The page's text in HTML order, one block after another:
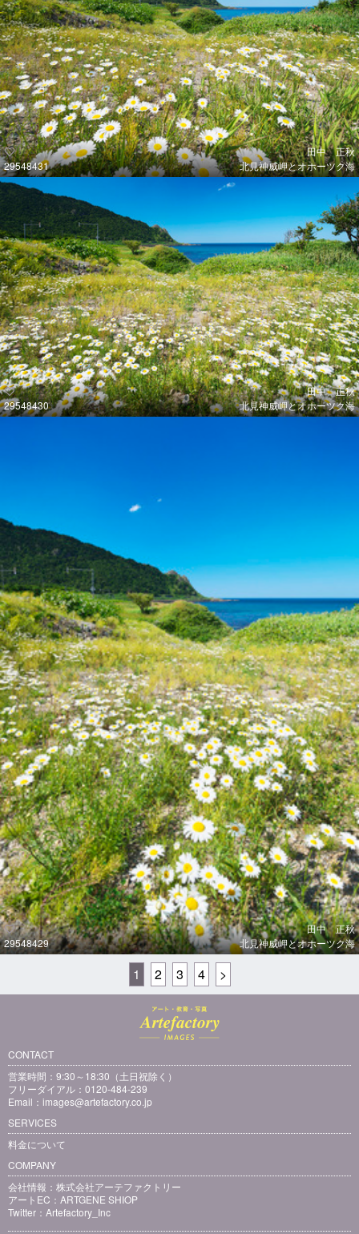
29548431
田中 正秋
北見神威岬とオホーツク海
29548430
田中 正秋
北見神威岬とオホーツク海
29548429
田中 正秋
北見神威岬とオホーツク海
1 2 3 4 >
CONTACT
営業時間：9:30～18:30（土日祝除く）
フリーダイアル：0120-484-239
Email： images@artefactory.co.jp
SERVICES
料金について
COMPANY
会社情報： 株式会社アーテファクトリー
アートEC： ARTGENE SHIOP
Twitter： Artefactory_Inc